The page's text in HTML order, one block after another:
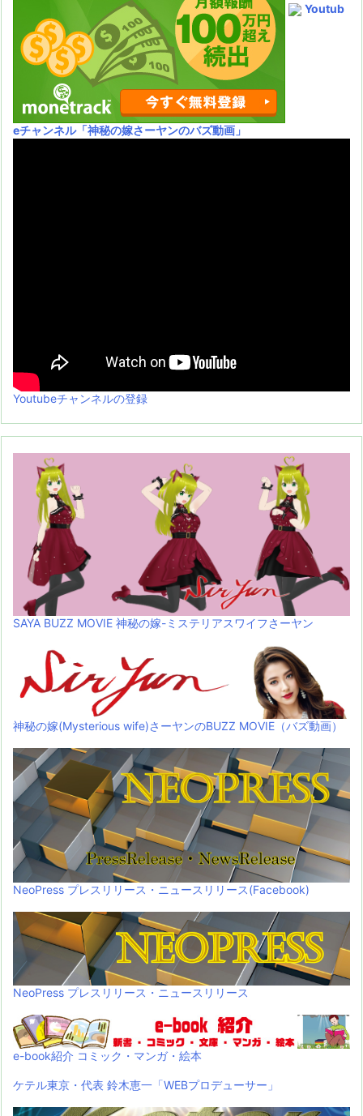
Youtub
eチャンネル「神秘の嫁さーヤンのバズ動画」
Youtubeチャンネルの登録
SAYA BUZZ MOVIE 神秘の嫁-ミステリアスワイフさーヤン
神秘の嫁(Mysterious wife)さーヤンのBUZZ MOVIE（バズ動画）
NeoPress プレスリリース・ニュースリリース(Facebook)
NeoPress プレスリリース・ニュースリリース
e-book紹介 コミック・マンガ・絵本
ケテル東京・代表 鈴木恵一「WEBプロデューサー」